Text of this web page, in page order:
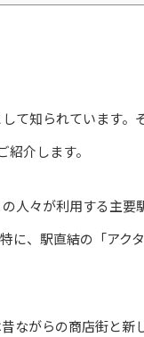
て知られています
介します。
人々が利用する主
に、駅直結の「ア
ながらの商店街と